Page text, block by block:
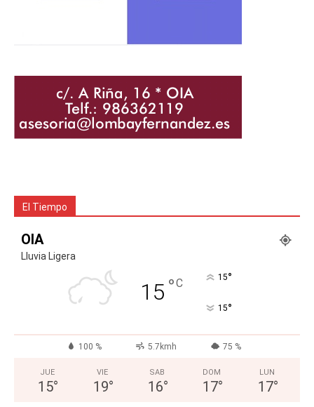
El Tiempo
OIA
Lluvia Ligera
15 °C 15°
15°
100 % 5.7kmh 75 %
JUE
15°
VIE
19°
SAB
16°
DOM
17°
LUN
17°